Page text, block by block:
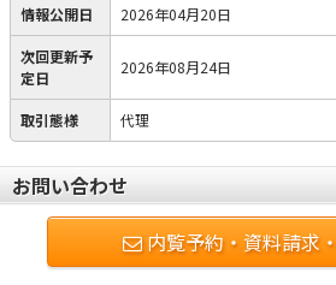
情報公開日 2026年04月20日
次回更新予
定日
2026年08月24日
取引態様 代理
お問い合わせ
内覧予約・資料請求